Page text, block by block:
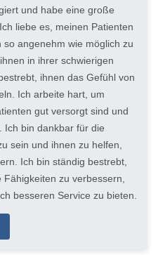
und habe eine große
liebe es, meinen Patienten
angenehm wie möglich zu
in ihrer schwierigen
ihnen das Gefühl von
Ich arbeite hart, um
gut versorgt sind und
Ich bin dankbar für die
sein und ihnen zu helfen,
Ich bin ständig bestrebt,
zu verbessern,
besseren Service zu bieten.